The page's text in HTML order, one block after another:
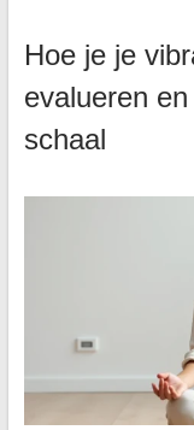
Hoe je je
evalueren
schaal